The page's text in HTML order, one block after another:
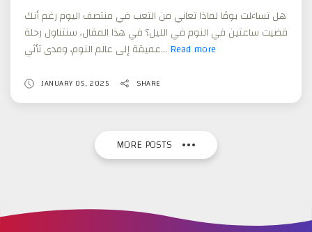
هل تساءلت يومًا لماذا تعاني من التعب في منتصف اليوم رغم أنك
قضيت ساعتين في النوم في الليل؟ في هذا المقال، سنتناول رحلة
عميقة إلى عالم النوم، ومدى تأثي... Read more
والتوازن
JANUARY 05, 2025 SHARE
MORE POSTS